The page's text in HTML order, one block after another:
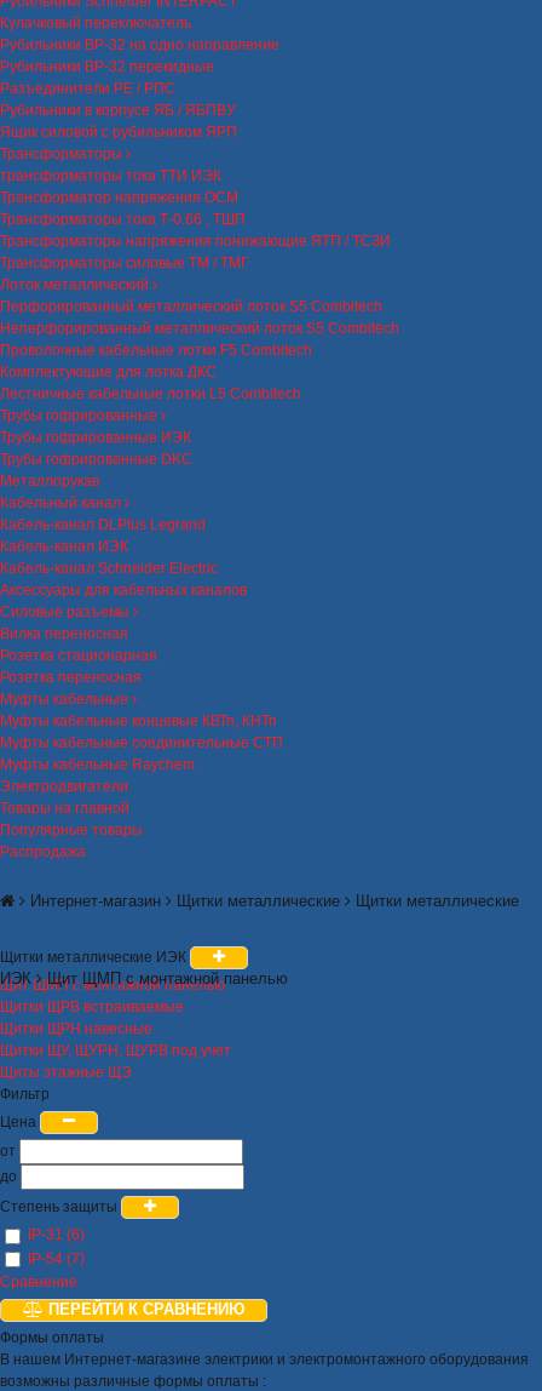
Кулачковый переключатель
Рубильники ВР-32 на одно направление
Рубильники ВР-32 перекидные
Разъединители РЕ / РПС
Рубильники в корпусе ЯБ / ЯБПВУ
Ящик силовой с рубильником ЯРП
Трансформаторы
трансформаторы тока ТТИ ИЭК
Трансформатор напряжения ОСМ
Трансформаторы тока Т-0.66 , ТШП
Трансформаторы напряжения понижающие ЯТП / ТСЗИ
Трансформаторы силовые ТМ / ТМГ
Лоток металлический
Перфорированный металлический лоток S5 Combitech
Неперфорированный металлический лоток S5 Combitech
Проволочные кабельные лотки F5 Combitech
Комплектующие для лотка ДКС
Лестничные кабельные лотки L5 Combitech
Трубы гофрированные
Трубы гофрированные ИЭК
Трубы гофрированные DKC
Металлорукав
Кабельный канал
Кабель-канал DLPlus Legrand
Кабель-канал ИЭК
Кабель-канал Schneider Electric
Аксессуары для кабельных каналов
Силовые разъемы
Вилка переносная
Розетка стационарная
Розетка переносная
Муфты кабельные
Муфты кабельные концевые КВТп, КНТп
Муфты кабельные соединительные СТП
Муфты кабельные Raychem
Электродвигатели
Товары на главной
Популярные товары
Распродажа
Интернет-магазин Щитки металлические Щитки металлические
ИЭК Щит ЩМП с монтажной панелью
Щитки металлические ИЭК
Щит ЩМП с монтажной панелью
Щитки ЩРВ встраиваемые
Щитки ЩРН навесные
Щитки ЩУ, ЩУРН, ЩУРВ под учет
Щиты этажные ЩЭ
Фильтр
Цена
от
до
Степень защиты
IP-31 (6)
IP-54 (7)
Сравнение
ПЕРЕЙТИ К СРАВНЕНИЮ
Формы оплаты
В нашем Интернет-магазине электрики и электромонтажного оборудования
возможны различные формы оплаты :